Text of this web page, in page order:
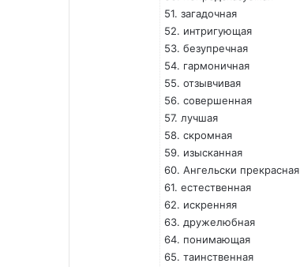
51. загадочная
52. интригующая
53. безупречная
54. гармоничная
55. отзывчивая
56. совершенная
57. лучшая
58. скромная
59. изысканная
60. Ангельски прекрасная
61. естественная
62. искренняя
63. дружелюбная
64. понимающая
65. таинственная